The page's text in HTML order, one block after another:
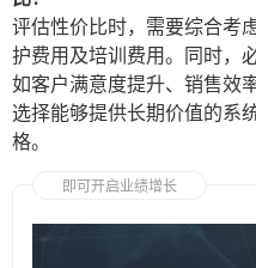
评估性价比时，需要综合考
护费用及培训费用。同时，
如客户满意度提升、销售效
选择能够提供长期价值的系
格。
即可开启业绩增长